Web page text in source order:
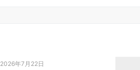
2026年7月22日